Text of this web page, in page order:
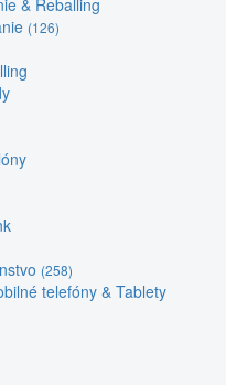
(126)
(258)
telefóny & Tablety